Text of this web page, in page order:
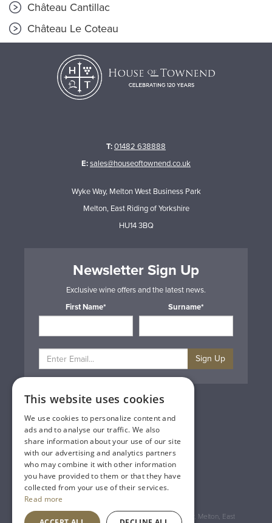
Château Cantillac
Château Le Coteau
T:01482 638888
E:sales@houseoftownend.co.uk
Wyke Way, Melton West Business Park
Melton, East Riding of Yorkshire
HU14 3BQ
Newsletter Sign Up
Exclusive wine offers and the latest news.
First Name*
Surname*
Sign Up
Privacy & Cookie Policy
Gift Cards
Terms & Conditions
Delivery & Returns
Trade
Contact Us
Site Map
Lakeland Vintners
Registered Address: House of Townend Wyke Way, Melton, East
This website uses cookies
We use cookies to personalize content and
ads and to analyse our traffic. We also
share information about your use of our site
with our advertising and analytics partners
who may combine it with other information
you have provided to them or that they have
collected from your use of their services.
Read more